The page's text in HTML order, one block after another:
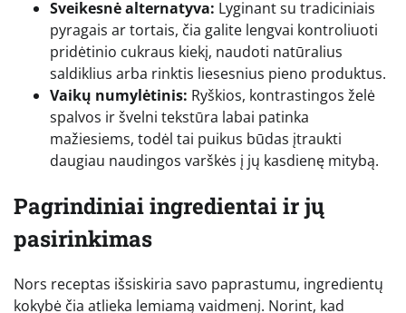
Sveikesnė alternatyva: Lyginant su tradiciniais
pyragais ar tortais, čia galite lengvai kontroliuoti
pridėtinio cukraus kiekį, naudoti natūralius
saldiklius arba rinktis liesesnius pieno produktus.
Vaikų numylėtinis: Ryškios, kontrastingos želė
spalvos ir švelni tekstūra labai patinka
mažiesiems, todėl tai puikus būdas įtraukti
daugiau naudingos varškės į jų kasdienę mitybą.
Pagrindiniai ingredientai ir jų
pasirinkimas
Nors receptas išsiskiria savo paprastumu, ingredientų
kokybė čia atlieka lemiamą vaidmenį. Norint, kad